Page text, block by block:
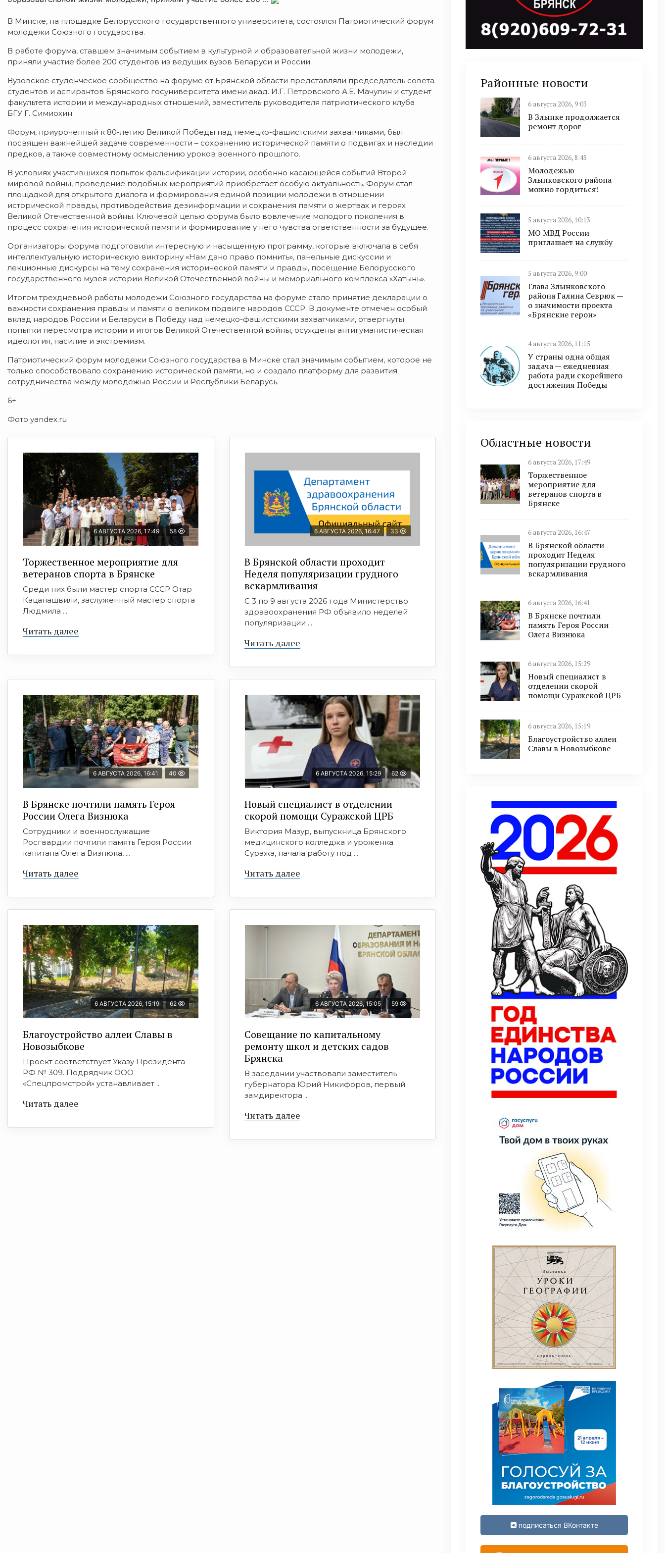
В Минске, на площадке Белорусского государственного университета, состоялся Патриотический форум
молодежи Союзного государства.
В работе форума, ставшем значимым событием в культурной и образовательной жизни молодежи,
приняли участие более 200 студентов из ведущих вузов Беларуси и России.
Вузовское студенческое сообщество на форуме от Брянской области представляли председатель совета
студентов и аспирантов Брянского госуниверситета имени акад. И.Г. Петровского А.Е. Мачулин и студент
факультета истории и международных отношений, заместитель руководителя патриотического клуба
БГУ Г. Симиохин.
Форум, приуроченный к 80-летию Великой Победы над немецко-фашистскими захватчиками, был
посвящен важнейшей задаче современности – сохранению исторической памяти о подвигах и наследии
предков, а также совместному осмыслению уроков военного прошлого.
В условиях участившихся попыток фальсификации истории, особенно касающейся событий Второй
мировой войны, проведение подобных мероприятий приобретает особую актуальность. Форум стал
площадкой для открытого диалога и формирования единой позиции молодежи в отношении
исторической правды, противодействия дезинформации и сохранения памяти о жертвах и героях
Великой Отечественной войны. Ключевой целью форума было вовлечение молодого поколения в
процесс сохранения исторической памяти и формирование у него чувства ответственности за будущее.
Организаторы форума подготовили интересную и насыщенную программу, которые включала в себя
интеллектуальную историческую викторину «Нам дано право помнить», панельные дискуссии и
лекционные дискурсы на тему сохранения исторической памяти и правды, посещение Белорусского
государственного музея истории Великой Отечественной войны и мемориального комплекса «Хатынь».
Итогом трехдневной работы молодежи Союзного государства на форуме стало принятие декларации о
важности сохранения правды и памяти о великом подвиге народов СССР. В документе отмечен особый
вклад народов России и Беларуси в Победу над немецко-фашистскими захватчиками, отвергнуты
попытки пересмотра истории и итогов Великой Отечественной войны, осуждены антигуманистическая
идеология, насилие и экстремизм.
Патриотический форум молодежи Союзного государства в Минске стал значимым событием, которое не
только способствовало сохранению исторической памяти, но и создало платформу для развития
сотрудничества между молодежью России и Республики Беларусь.
6+
Фото уаndex.ru
6 АВГУСТА 2026, 17:49 58
Торжественное мероприятие для
ветеранов спорта в Брянске
Среди них были мастер спорта СССР Отар
Кацанашвили, заслуженный мастер спорта
Людмила ...
Читать далее
6 АВГУСТА 2026, 16:47 33
В Брянской области проходит
Неделя популяризации грудного
вскармливания
С 3 по 9 августа 2026 года Министерство
здравоохранения РФ объявило неделей
популяризации ...
Читать далее
6 АВГУСТА 2026, 16:41 40
В Брянске почтили память Героя
России Олега Визнюка
Сотрудники и военнослужащие
Росгвардии почтили память Героя России
капитана Олега Визнюка, ...
Читать далее
6 АВГУСТА 2026, 15:29 62
Новый специалист в отделении
скорой помощи Суражской ЦРБ
Виктория Мазур, выпускница Брянского
медицинского колледжа и уроженка
Суража, начала работу под ...
Читать далее
6 АВГУСТА 2026, 15:19 62
Благоустройство аллеи Славы в
Новозыбкове
Проект соответствует Указу Президента
РФ № 309. Подрядчик ООО
«Спецпромстрой» устанавливает ...
Читать далее
6 АВГУСТА 2026, 15:05 59
Совещание по капитальному
ремонту школ и детских садов
Брянска
В заседании участвовали заместитель
губернатора Юрий Никифоров, первый
замдиректора ...
Читать далее
Районные новости
6 августа 2026, 9:03
В Злынке продолжается
ремонт дорог
6 августа 2026, 8:45
Молодежью
Злынковского района
можно гордиться!
5 августа 2026, 10:13
МО МВД России
приглашает на службу
5 августа 2026, 9:00
Глава Злынковского
района Галина Севрюк —
о значимости проекта
«Брянские герои»
4 августа 2026, 11:15
У страны одна общая
задача — ежедневная
работа ради скорейшего
достижения Победы
Областные новости
6 августа 2026, 17:49
Торжественное
мероприятие для
ветеранов спорта в
Брянске
6 августа 2026, 16:47
В Брянской области
проходит Неделя
популяризации грудного
вскармливания
6 августа 2026, 16:41
В Брянске почтили
память Героя России
Олега Визнюка
6 августа 2026, 15:29
Новый специалист в
отделении скорой
помощи Суражской ЦРБ
6 августа 2026, 15:19
Благоустройство аллеи
Славы в Новозыбкове
подписаться ВКонтакте